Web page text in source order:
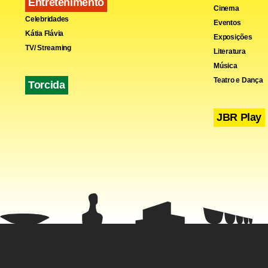
*Com
Entretenimento
Celebridades
Kátia Flávia
TV/ Streaming
Torcida
Cinema
Eventos
Exposições
Literatura
Música
Teatro e Dança
JBR Play